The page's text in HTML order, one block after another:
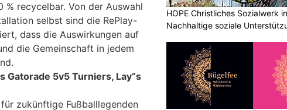
% recycelbar. Von der Auswahl
selbst sind die RePlay-
dass die Auswirkungen auf
die Gemeinschaft in jedem
Gatorade 5v5 Turniers, Lay“s
zukünftige Fußballlegenden
HOPE Christliches Sozialwerk
Nachhaltige soziale